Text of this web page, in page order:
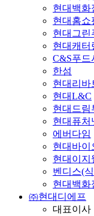
현대백화
현대홈쇼
현대그린
현대캐터
C&S푸드
한섬
현대리바
현대L&C
현대드림
현대퓨처
에버다임
현대바이
현대이지
벤디스(
현대백화
㈜현대디에프
대표이사